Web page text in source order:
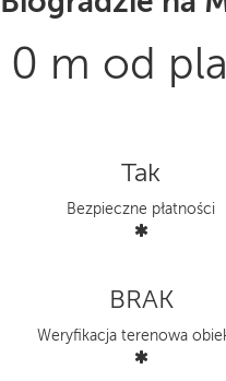
0 m od
Tak
Bezpieczne płatności
BRAK
Weryfikacja terenowa